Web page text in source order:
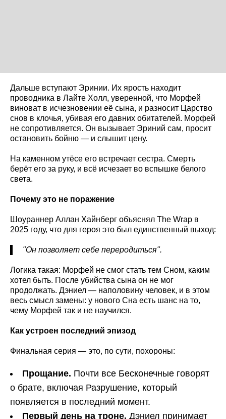
Дальше вступают Эринии. Их ярость находит
проводника в Лайте Холл, уверенной, что Морфей
виноват в исчезновении её сына, и разносит Царство
снов в клочья, убивая его давних обитателей. Морфей
не сопротивляется. Он вызывает Эриний сам, просит
остановить бойню — и слышит цену.
На каменном утёсе его встречает сестра. Смерть
берёт его за руку, и всё исчезает во вспышке белого
света.
Почему это не поражение
Шоураннер Аллан Хайнберг объяснял The Wrap в
2025 году, что для героя это был единственный выход:
"Он позволяет себе переродиться".
Логика такая: Морфей не смог стать тем Сном, каким
хотел быть. После убийства сына он не мог
продолжать. Дэниел — наполовину человек, и в этом
весь смысл замены: у нового Сна есть шанс на то,
чему Морфей так и не научился.
Как устроен последний эпизод
Финальная серия — это, по сути, похороны:
Прощание. Почти все Бесконечные говорят
о брате, включая Разрушение, который
появляется в последний момент.
Первый день на троне. Дэниел принимает